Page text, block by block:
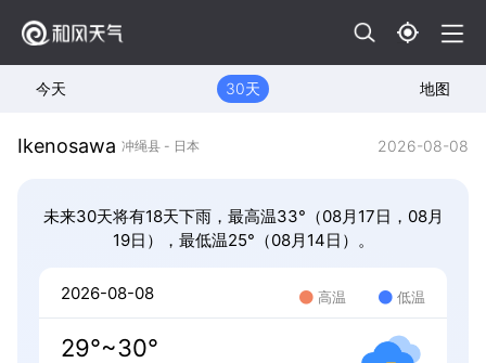
今天 30天 地图
Ikenosawa 冲绳县 - 日本 2026-08-08
未来30天将有18天下雨，最高温33°（08月17日，08月
19日），最低温25°（08月14日）。
2026-08-08 高温 低温
29°~30°